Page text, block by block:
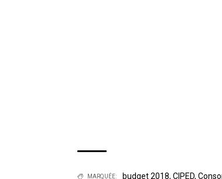
MARQUÉE: budget 2018, CIPED,